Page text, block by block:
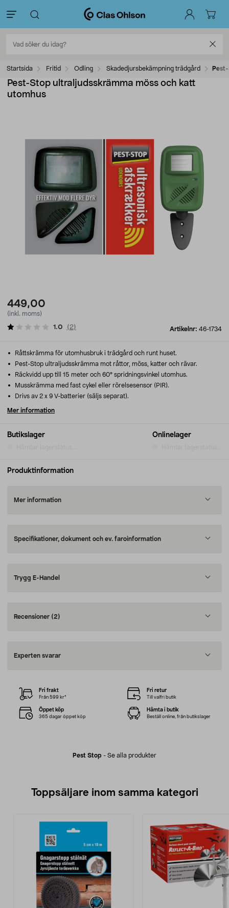
Startsida Fritid Odling Skadedjursbekämpning trädgård
Pest-Stop ultraljudsskrämma möss och katt
utomhus
449,00
(inkl. moms)
Artikelnr: 46-1734
1.0 ( 2)
Butikslager Onlinelager
Råttskrämma för utomhusbruk i trädgård och runt huset.
Pest-Stop ultraljudsskrämma mot råttor, möss, katter och rävar.
Räckvidd upp till 15 meter och 60° spridningsvinkel utomhus.
Musskrämma med fast cykel eller rörelsesensor (PIR).
Drivs av 2 x 9 V-batterier (säljs separat).
Mer information
Produktinformation
Mer information
Specifikationer, dokument och ev. faroinformation
Trygg E-Handel
Recensioner (2)
Experten svarar
Pest Stop - Se alla produkter
Fri frakt
Från 599 kr*
Fri retur
Till valfri butik
Öppet köp
365 dagar öppet köp
Hämta i butik
Beställ online, från butikslager
Toppsäljare inom samma kategori